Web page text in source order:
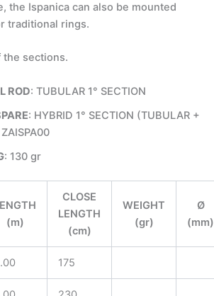
the Ispanica can also be mounted
traditional rings.
the sections.
ROD: TUBULAR 1° SECTION
: HYBRID 1° SECTION (TUBULAR +
: 130 gr
(m)
CLOSE
LENGTH
(cm)
WEIGHT
(gr)
Ø
(mm)
175